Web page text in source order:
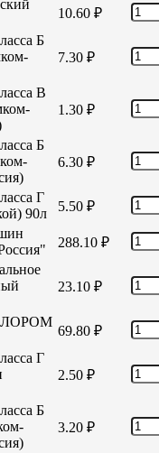
10.60 ₽
Б
7.30 ₽
В
1.30 ₽
Б
6.30 ₽
Г
90л
5.50 ₽
288.10 ₽
23.10 ₽
69.80 ₽
Г
2.50 ₽
Б
3.20 ₽